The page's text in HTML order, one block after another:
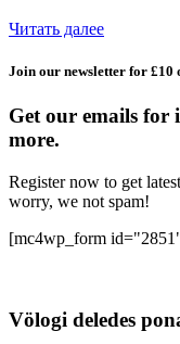
Читать далее
Join our newsletter for £10
Get our emails for
more.
Register now to get
worry, we not spam!
[mc4wp_form
Völogi deledes